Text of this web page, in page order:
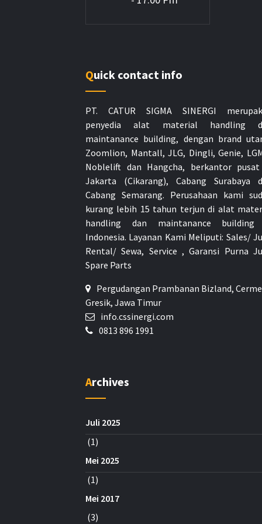
Quick contact info
PT. CATUR SIGMA SINERGI
penyedia alat material handling
maintanance building, dengan brand
Zoomlion, Mantall, JLG, Dingli, Genie,
Noblelift dan Hangcha, berkantor
Jakarta (Cikarang), Cabang Surabaya
Cabang Semarang. Perusahaan kami
kurang lebih 15 tahun terjun di alat
handling dan maintanance
Indonesia. Layanan Kami Meliputi: Sales/
Rental/ Sewa, Service , Garansi Purna
Spare Parts
Pergudangan Prambanan Bizland,
Gresik, Jawa Timur
info.cssinergi.com
0813 896 1991
Archives
Juli 2025
(1)
Mei 2025
(1)
Mei 2017
(3)